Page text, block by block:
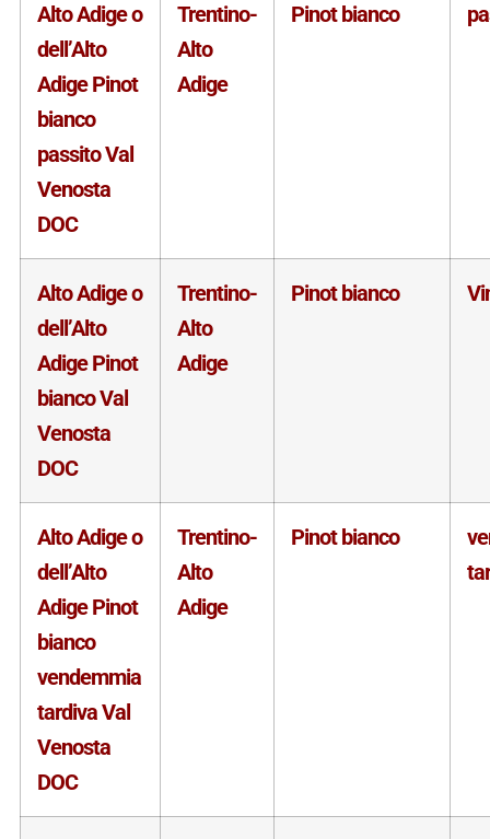
Alto Adige o
dell’Alto
Adige Pinot
bianco
passito Val
Venosta
DOC
Trentino-
Alto
Adige
Pinot bianco
Alto Adige o
dell’Alto
Adige Pinot
bianco Val
Venosta
DOC
Trentino-
Alto
Adige
Pinot bianco
Alto Adige o
dell’Alto
Adige Pinot
bianco
vendemmia
tardiva Val
Venosta
DOC
Trentino-
Alto
Adige
Pinot bianco